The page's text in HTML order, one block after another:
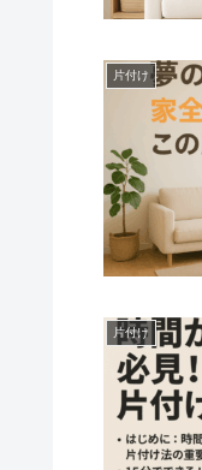
片付け
片付け